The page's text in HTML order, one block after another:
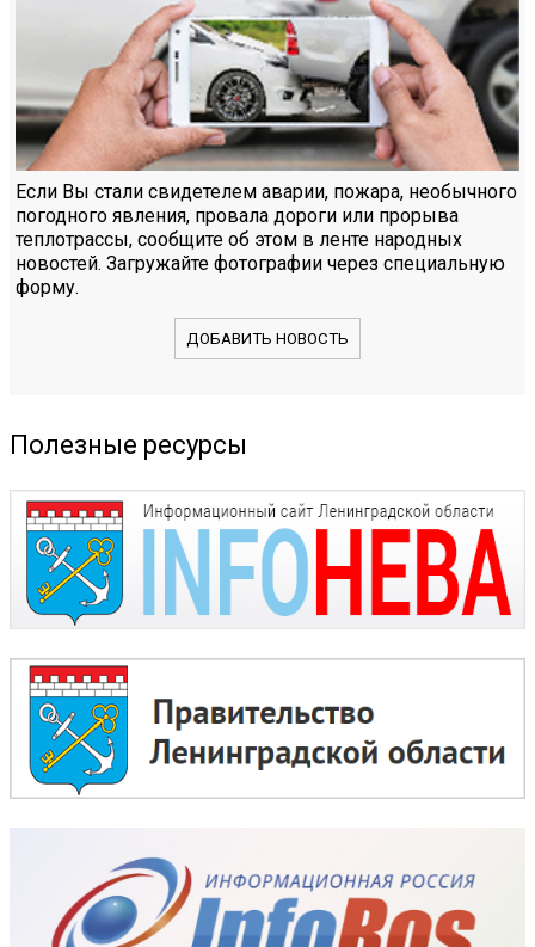
Если Вы стали свидетелем аварии, пожара, необычного
погодного явления, провала дороги или прорыва
теплотрассы, сообщите об этом в ленте народных
новостей. Загружайте фотографии через специальную
форму.
ДОБАВИТЬ НОВОСТЬ
Полезные ресурсы